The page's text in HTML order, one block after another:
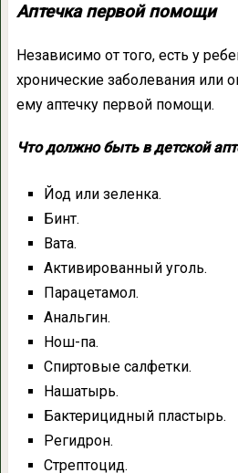
Аптечка первой помощи
Независимо от того, есть у
хронические заболевания или
ему аптечку первой помощи.
Что должно быть в детской
Йод или зеленка.
Бинт.
Вата.
Активированный уголь.
Парацетамол.
Анальгин.
Нош-па.
Спиртовые салфетки.
Нашатырь.
Бактерицидный пластырь.
Регидрон.
Стрептоцид.